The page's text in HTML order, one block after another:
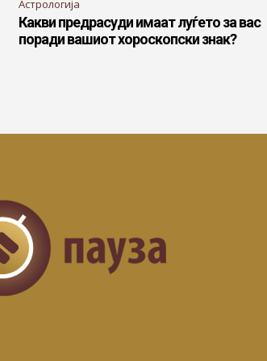
Астрологија
Какви предрасуди имаат луѓето за вас
поради вашиот хороскопски знак?